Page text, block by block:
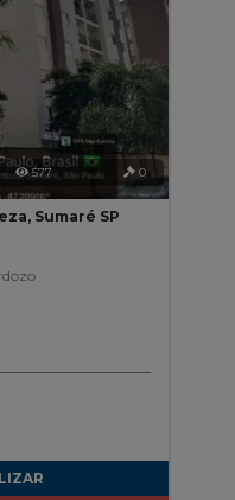
577 0
Sumaré SP